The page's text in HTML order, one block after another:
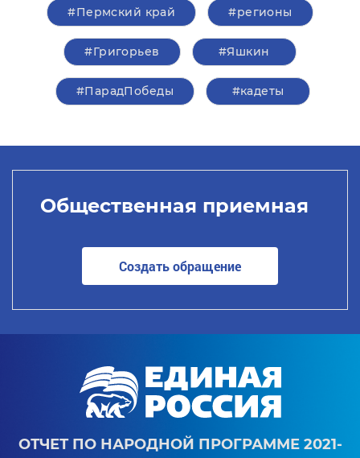
#Пермский край #регионы
#Григорьев #Яшкин
#ПарадПобеды #кадеты
Общественная приемная
Создать обращение
ОТЧЕТ ПО НАРОДНОЙ ПРОГРАММЕ 2021-